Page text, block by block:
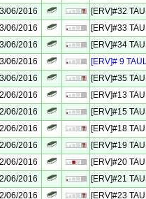
06/2016
[ERV]#32
06/2016
[ERV]#33
06/2016
[ERV]#34
06/2016
[ERV]# 9
06/2016
[ERV]#35
06/2016
[ERV]#13
06/2016
[ERV]#15
06/2016
[ERV]#18
06/2016
[ERV]#19
06/2016
[ERV]#20
06/2016
[ERV]#21
06/2016 [ERV]#23